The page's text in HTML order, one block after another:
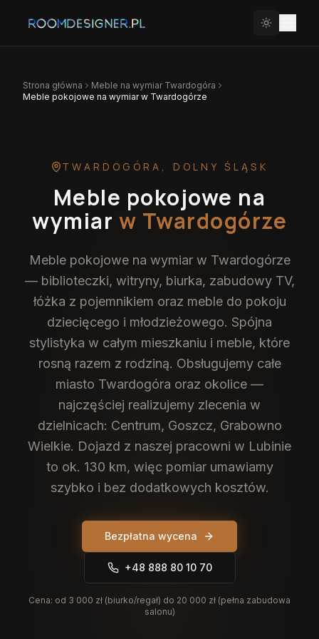
Strona główna Meble na wymiar Twardogóra
Meble pokojowe na wymiar w Twardogórze
TWARDOGÓRA , DOLNY ŚLĄSK
Meble pokojowe na
wymiar w Twardogórze
Meble pokojowe na wymiar w Twardogórze
— biblioteczki, witryny, biurka, zabudowy TV,
łóżka z pojemnikiem oraz meble do pokoju
dziecięcego i młodzieżowego. Spójna
stylistyka w całym mieszkaniu i meble, które
rosną razem z rodziną. Obsługujemy całe
miasto Twardogóra oraz okolice —
najczęściej realizujemy zlecenia w
dzielnicach: Centrum, Goszcz, Grabowno
Wielkie. Dojazd z naszej pracowni w Lubinie
to ok. 130 km, więc pomiar umawiamy
szybko i bez dodatkowych kosztów.
Bezpłatna wycena
+48 888 80 10 70
Cena: od 3 000 zł (biurko/regał) do 20 000 zł (pełna zabudowa
salonu)